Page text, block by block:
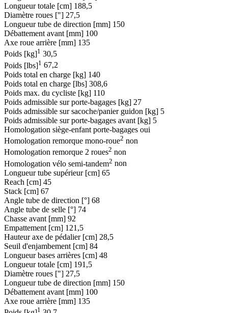
Longueur totale [cm] 188,5
Diamètre roues ["] 27,5
Longueur tube de direction [mm] 150
Débattement avant [mm] 100
Axe roue arrière [mm] 135
Poids [kg] 1 30,5
Poids [lbs]1 67,2
Poids total en charge [kg] 140
Poids total en charge [lbs] 308,6
Poids max. du cycliste [kg] 110
Poids admissible sur porte-bagages [kg] 27
Poids admissible sur sacoche/panier guidon [kg] 5
Poids admissible sur porte-bagages avant [kg] 5
Homologation siège-enfant porte-bagages oui
Homologation remorque mono-roue2 non
Homologation remorque 2 roues2 non
Homologation vélo semi-tandem2 non
Longueur tube supérieur [cm] 65
Reach [cm] 45
Stack [cm] 67
Angle tube de direction [°] 68
Angle tube de selle [°] 74
Chasse avant [mm] 92
Empattement [cm] 121,5
Hauteur axe de pédalier [cm] 28,5
Seuil d'enjambement [cm] 84
Longueur bases arrières [cm] 48
Longueur totale [cm] 191,5
Diamètre roues ["] 27,5
Longueur tube de direction [mm] 150
Débattement avant [mm] 100
Axe roue arrière [mm] 135
1